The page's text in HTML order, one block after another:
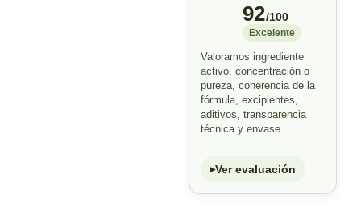
92/100
Excelente
Valoramos ingrediente
activo, concentración o
pureza, coherencia de la
fórmula, excipientes,
aditivos, transparencia
técnica y envase.
Ver evaluación